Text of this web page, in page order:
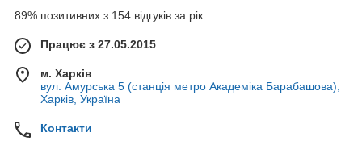
89% позитивних з 154 відгуків за рік
Працює з 27.05.2015
м. Харків
вул. Амурська 5 (станція метро Академіка Барабашова),
Харків, Україна
Контакти